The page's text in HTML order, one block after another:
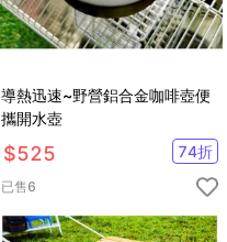
導熱迅速~野營鋁合金咖啡壺便
攜開水壺
$525 74折
已售6